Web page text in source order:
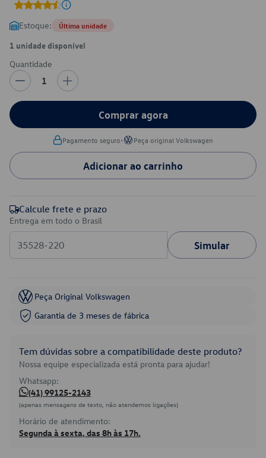
Estoque: Última unidade
1 unidade disponível
Quantidade
1
Comprar agora
Pagamento seguro• Peça original Volkswagen
Adicionar ao carrinho
Calcule frete e prazo
Entrega em todo o Brasil
Simular
Peça Original Volkswagen
Garantia de 3 meses de fábrica
Tem dúvidas sobre a compatibilidade deste produto?
Nossa equipe especializada está pronta para ajudar!
Whatsapp:
(41) 99125-2143
(apenas mensagens de texto, não atendemos ligações)
Horário de atendimento:
Segunda à sexta, das 8h às 17h.